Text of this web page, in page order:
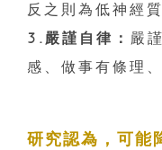
反之則為低神經質
3.嚴謹自律： 嚴
感、做事有條理
研究認為，可能